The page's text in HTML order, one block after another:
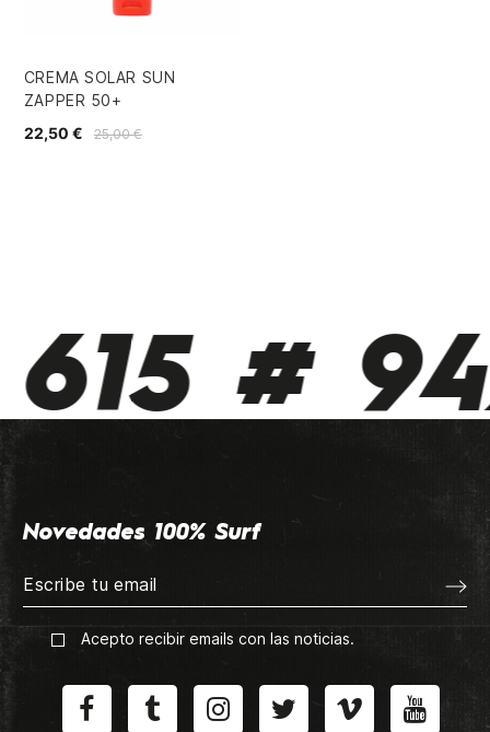
CREMA SOLAR SUN
ZAPPER 50+
25,00 €
22,50 €
#
Novedades 100% Surf
Acepto recibir emails con las noticias.